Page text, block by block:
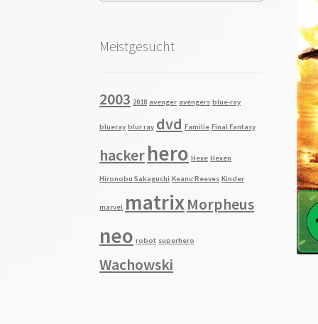
Meistgesucht
2003 2018 avenger avengers blue-ray
blueray blur ray dvd Familie Final Fantasy
hackerhero Hexe Hexen
Hironobu Sakaguchi Keanu Reeves Kinder
marvel matrixMorpheus
neo robot superhero
Wachowski